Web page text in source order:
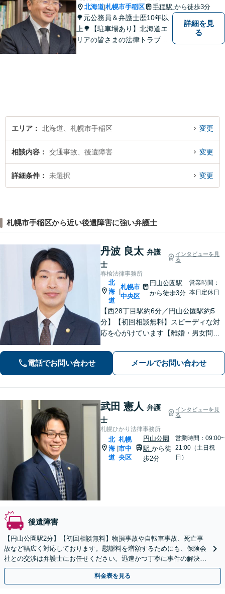
北海道|札幌市手稲区 手稲駅 から徒歩3分
🌳元公務員＆弁護士歴10年以
上🌳【駐車場あり】北海道エ
リアの皆さまの法律トラブル
詳細を見
る
エリア 北海道、札幌市手稲区 変更
相談内容 交通事故、後遺障害 変更
詳細条件 未選択 変更
札幌市手稲区から近い後遺障害に強い弁護士
丹波 良太 弁護
士
インタビューを見
る
春楡法律事務所
北
海
道
札幌市
中央区
円山公園駅
から徒歩3分
営業時間：
本日定休日
【西28丁目駅約6分／円山公園駅約5
分】【初回相談無料】スピーディな対
応を心がけています【離婚・男女問
に強い【相続】分割協議や調停の実績
電話でお問い合わせ メールでお問い合わせ
武田 憲人 弁護
士
インタビューを見
る
札幌ひかり法律事務所
北
海
道
札幌
市中
央区
円山公園
駅から徒
歩2分
営業時間：09:00~
21:00（土日祝
日）
後遺障害
【円山公園駅2分】【初回相談無料】物損事故や自転車事故、死亡事
故など幅広く対応しております。慰謝料を増額するためにも、保険会
社との交渉は弁護士にお任せください。迅速かつ丁寧に事件の解決に
あたります。【電話相談可】【休日・夜間面談可】
料金表を見る